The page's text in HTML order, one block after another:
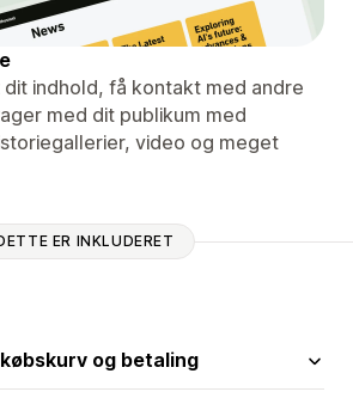
indhold, få kontakt med andre
med dit publikum med
video og meget
ER INKLUDERET
og betaling